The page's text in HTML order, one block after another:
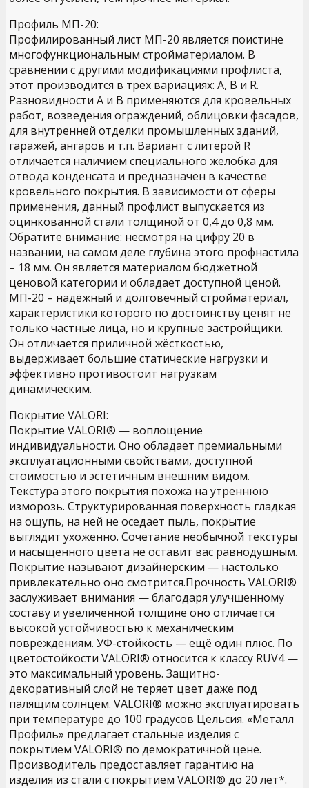
Профиль МП-20:
Профилированный лист МП-20 является поистине
многофункциональным стройматериалом. В
сравнении с другими модификациями профлиста,
этот производится в трёх вариациях: А, В и R.
Разновидности А и В применяются для кровельных
работ, возведения ограждений, облицовки фасадов,
для внутренней отделки промышленных зданий,
гаражей, ангаров и т.п. Вариант с литерой R
отличается наличием специального желобка для
отвода конденсата и предназначен в качестве
кровельного покрытия. В зависимости от сферы
применения, данный профлист выпускается из
оцинкованной стали толщиной от 0,4 до 0,8 мм.
Обратите внимание: несмотря на цифру 20 в
названии, на самом деле глубина этого профнастила
– 18 мм. Он является материалом бюджетной
ценовой категории и обладает доступной ценой.
МП-20 – надёжный и долговечный стройматериал,
характеристики которого по достоинству ценят не
только частные лица, но и крупные застройщики.
Он отличается приличной жёсткостью,
выдерживает большие статические нагрузки и
эффективно противостоит нагрузкам
динамическим.
Покрытие VALORI:
Покрытие VALORI® — воплощение
индивидуальности. Оно обладает премиальными
эксплуатационными свойствами, доступной
стоимостью и эстетичным внешним видом.
Текстура этого покрытия похожа на утреннюю
изморозь. Структурированная поверхность гладкая
на ощупь, на ней не оседает пыль, покрытие
выглядит ухоженно. Сочетание необычной текстуры
и насыщенного цвета не оставит вас равнодушным.
Покрытие называют дизайнерским — настолько
привлекательно оно смотрится.Прочность VALORI®
заслуживает внимания — благодаря улучшенному
составу и увеличенной толщине оно отличается
высокой устойчивостью к механическим
повреждениям. УФ-стойкость — ещё один плюс. По
цветостойкости VALORI® относится к классу RUV4 —
это максимальный уровень. Защитно-
декоративный слой не теряет цвет даже под
палящим солнцем. VALORI® можно эксплуатировать
при температуре до 100 градусов Цельсия. «Металл
Профиль» предлагает стальные изделия с
покрытием VALORI® по демократичной цене.
Производитель предоставляет гарантию на
изделия из стали с покрытием VALORI® до 20 лет*.